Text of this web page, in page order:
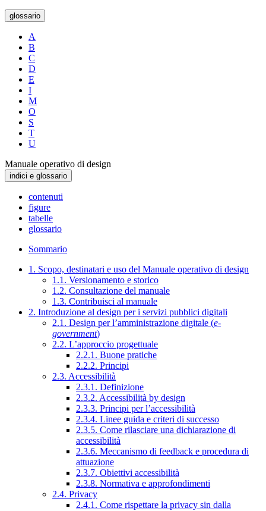
glossario
A
B
C
D
E
I
M
O
S
T
U
Manuale operativo di design
indici e glossario
contenuti
figure
tabelle
glossario
Sommario
1. Scopo, destinatari e uso del Manuale operativo di design
1.1. Versionamento e storico
1.2. Consultazione del manuale
1.3. Contribuisci al manuale
2. Introduzione al design per i servizi pubblici digitali
2.1. Design per l’amministrazione digitale (e-
government)
2.2. L’approccio progettuale
2.2.1. Buone pratiche
2.2.2. Principi
2.3. Accessibilità
2.3.1. Definizione
2.3.2. Accessibilità by design
2.3.3. Principi per l’accessibilità
2.3.4. Linee guida e criteri di successo
2.3.5. Come rilasciare una dichiarazione di
accessibilità
2.3.6. Meccanismo di feedback e procedura di
attuazione
2.3.7. Obiettivi accessibilità
2.3.8. Normativa e approfondimenti
2.4. Privacy
2.4.1. Come rispettare la privacy sin dalla